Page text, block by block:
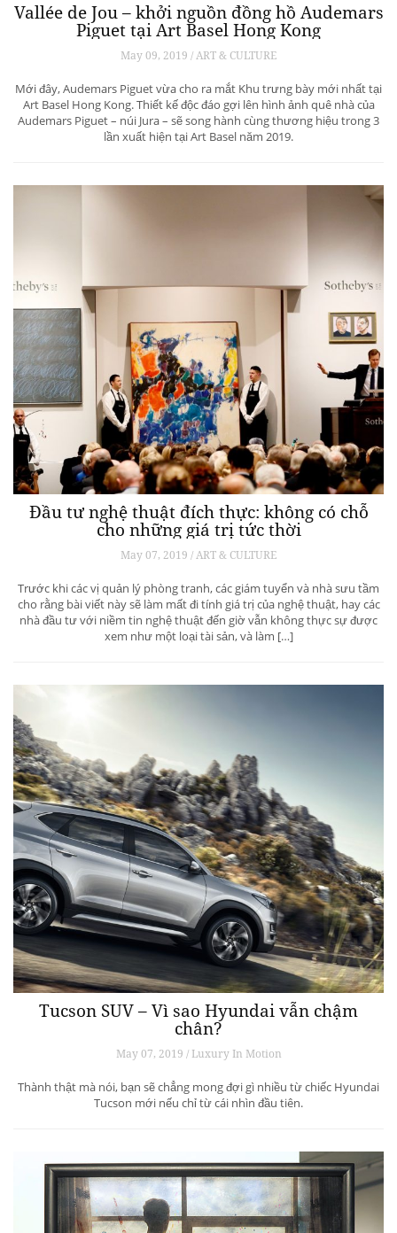
Vallée de Jou – khởi nguồn đồng hồ Audemars
Piguet tại Art Basel Hong Kong
May 09, 2019 / ART & CULTURE
Mới đây, Audemars Piguet vừa cho ra mắt Khu trưng bày mới nhất tại
Art Basel Hong Kong. Thiết kế độc đáo gợi lên hình ảnh quê nhà của
Audemars Piguet – núi Jura – sẽ song hành cùng thương hiệu trong 3
lần xuất hiện tại Art Basel năm 2019.
Đầu tư nghệ thuật đích thực: không có chỗ
cho những giá trị tức thời
May 07, 2019 / ART & CULTURE
Trước khi các vị quản lý phòng tranh, các giám tuyển và nhà sưu tầm
cho rằng bài viết này sẽ làm mất đi tính giá trị của nghệ thuật, hay các
nhà đầu tư với niềm tin nghệ thuật đến giờ vẫn không thực sự được
xem như một loại tài sản, và làm […]
Tucson SUV – Vì sao Hyundai vẫn chậm
chân?
May 07, 2019 / Luxury In Motion
Thành thật mà nói, bạn sẽ chẳng mong đợi gì nhiều từ chiếc Hyundai
Tucson mới nếu chỉ từ cái nhìn đầu tiên.